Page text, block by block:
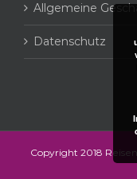
Allgemeine
Datenschutz
Copyright 2018